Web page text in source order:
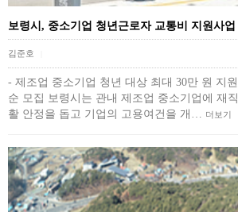
보령시, 중소기업 청년근로자 교통비 지원사
김준호
- 제조업 중소기업 청년 대상 최대 30만 원 지
순 모집 보령시는 관내 제조업 중소기업에 재
활 안정을 돕고 기업의 고용여건을 개… 더보기